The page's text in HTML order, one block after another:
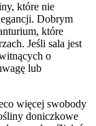
które nie
Dobrym
które
Jeśli sala jest
o
lub
więcej swobody
doniczkowe